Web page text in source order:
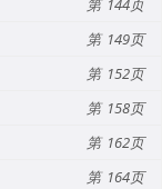
144
149
152
158
162
164